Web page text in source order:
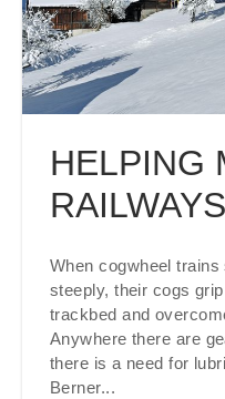
HELPING
When cogwheel
steeply, their cogs
trackbed and
Anywhere there are
there is a need for
Berner...